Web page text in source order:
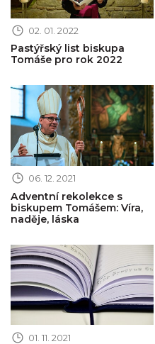
02. 01. 2022
Pastýřský list biskupa
Tomáše pro rok 2022
Obrázek novinky
06. 12. 2021
Adventní rekolekce s
biskupem Tomášem: Víra,
naděje, láska
Obrázek novinky
01. 11. 2021